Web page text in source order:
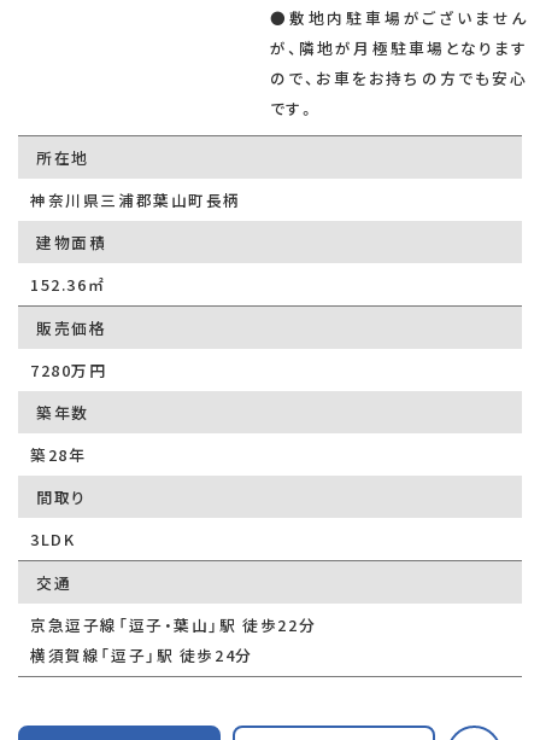
●敷地内駐車場がございません
が、隣地が月極駐車場となります
ので、お車をお持ちの方でも安心
です。
所在地
神奈川県三浦郡葉山町長柄
建物面積
152.36㎡
販売価格
7280万円
築年数
築28年
間取り
3LDK
交通
京急逗子線「逗子・葉山」駅 徒歩22分
横須賀線「逗子」駅 徒歩24分